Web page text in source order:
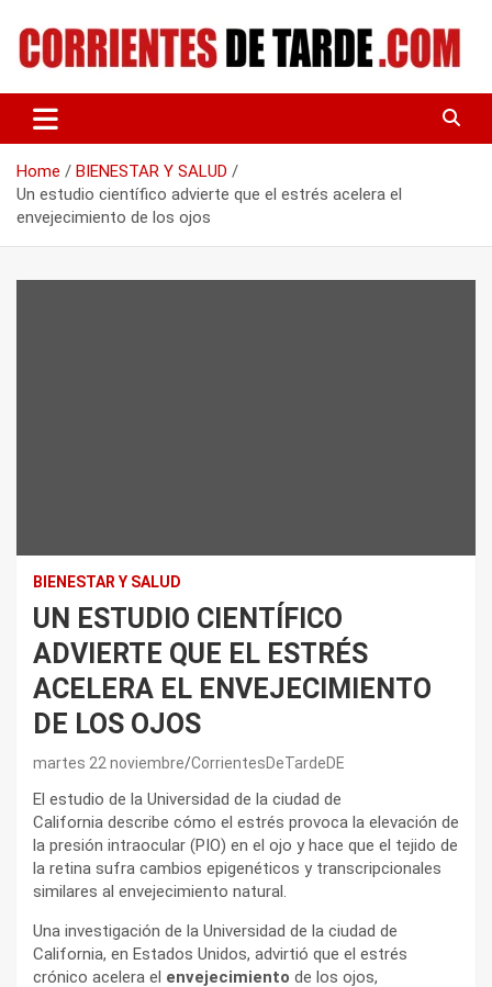
content
CORRIENTES DE TARDE
Home
BIENESTAR Y SALUD
Un estudio científico advierte que el estrés acelera el
envejecimiento de los ojos
BIENESTAR Y SALUD
UN ESTUDIO CIENTÍFICO
ADVIERTE QUE EL ESTRÉS
ACELERA EL ENVEJECIMIENTO
DE LOS OJOS
martes 22 noviembre CorrientesDeTardeDE
El estudio de la Universidad de la ciudad de
California describe cómo el estrés provoca la elevación de
la presión intraocular (PIO) en el ojo y hace que el tejido de
la retina sufra cambios epigenéticos y transcripcionales
similares al envejecimiento natural.
Una investigación de la Universidad de la ciudad de
California, en Estados Unidos, advirtió que el estrés
crónico acelera el envejecimiento de los ojos,